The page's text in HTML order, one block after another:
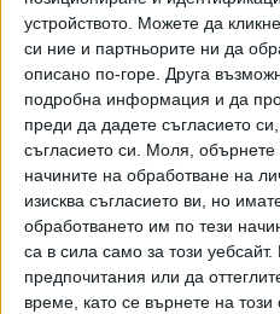
устройството. Можете да
си ние и партньорите ни да
описано по-горе. Друга
подробна информация и да
преди да дадете съгласието
съгласието си. Моля, обърнете
начините на обработване на
изисква съгласието ви, но
обработването им по тези
са в сила само за този
предпочитания или да
време, като се върнете на този
правителството се
вериги и няма ли
населените места, където
магазини. Гечев обяви, че
се съобразят с по-ниските
включени в "кошницата с
"Тази инициатива не
предприема "Прогресивна
овладяване на ръста на
напомни, че тази и